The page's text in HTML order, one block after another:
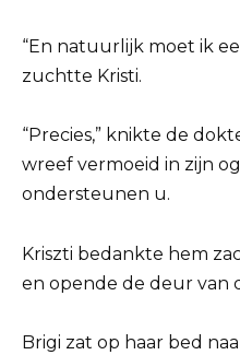
“En natuurlijk moet ik
zuchtte Kristi.
“Precies,” knikte de
wreef vermoeid in zijn
ondersteunen u.
Kriszti bedankte hem
en opende de deur van
Brigi zat op haar bed